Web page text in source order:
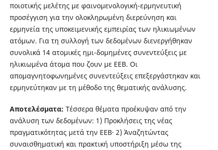
ποιοτικής μελέτης με φαινομενολογική-ερμηνευτική
προσέγγιση για την ολοκληρωμένη διερεύνηση και
ερμηνεία της υποκειμενικής εμπειρίας των ηλικιωμένων
ατόμων. Για τη συλλογή των δεδομένων διενεργήθηκαν
συνολικά 14 ατομικές ημι-δομημένες συνεντεύξεις με
ηλικιωμένα άτομα που ζουν με ΕΕΒ. Οι
απομαγνητοφωνημένες συνεντεύξεις επεξεργάστηκαν και
ερμηνεύτηκαν με τη μέθοδο της θεματικής ανάλυσης.
Αποτελέσματα: Τέσσερα θέματα προέκυψαν από την
ανάλυση των δεδομένων: 1) Προκλήσεις της νέας
πραγματικότητας μετά την ΕΕΒ· 2) Άναζητώντας
συναισθηματική και πρακτική υποστήριξη μέσω της